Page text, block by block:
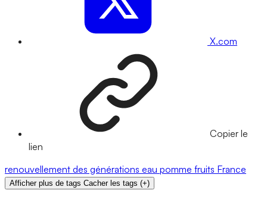
X.com
Copier le
lien
renouvellement des générations eau pomme fruits France
Afficher plus de tags Cacher les tags (+)